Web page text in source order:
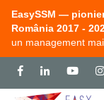
EasySSM —
România 2017 -
un management